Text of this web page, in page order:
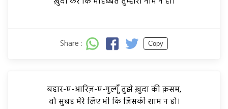
Share : Copy
बहार-ए-आरिज़-ए-गुल्गूँ तुझे ख़ुदा की क़सम,
वो सुबह मेरे लिए भी कि जिसकी शाम न हो।